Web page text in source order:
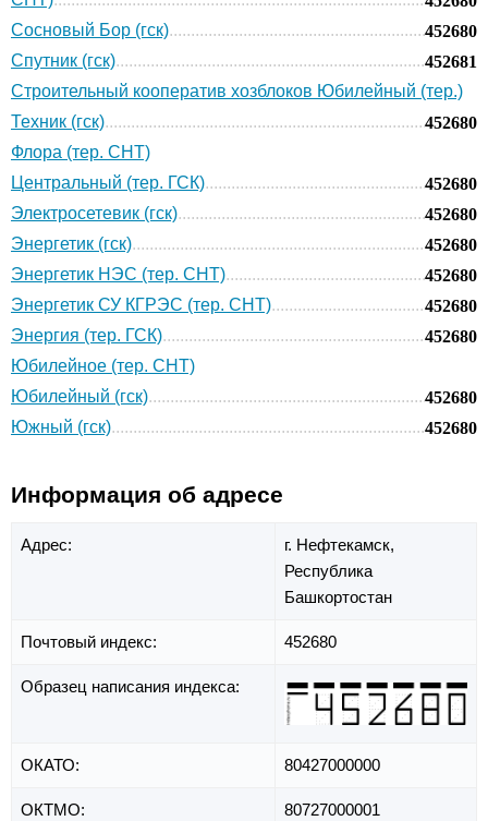
Сосновый Бор (гск)
452680
Спутник (гск)
452681
Строительный кооператив хозблоков Юбилейный (тер.)
Техник (гск)
452680
Флора (тер. СНТ)
Центральный (тер. ГСК)
452680
Электросетевик (гск)
452680
Энергетик (гск)
452680
Энергетик НЭС (тер. СНТ)
452680
Энергетик СУ КГРЭС (тер. СНТ)
452680
Энергия (тер. ГСК)
452680
Юбилейное (тер. СНТ)
Юбилейный (гск)
452680
Южный (гск)
452680
Информация об адресе
Адрес:
г. Нефтекамск,
Республика
Башкортостан
Почтовый индекс: 452680
Образец написания индекса:
ОКАТО: 80427000000
ОКТМО: 80727000001